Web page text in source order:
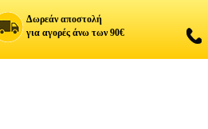
Δωρεάν αποστολή
για αγορές άνω των 90€